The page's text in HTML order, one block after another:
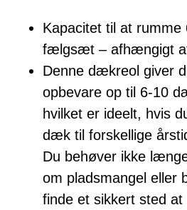
Kapacitet til at
fælgsæt – afhængigt
Denne dækreol giver
opbevare op til 6-10
hvilket er ideelt, hvis
dæk til forskellige
Du behøver ikke
om pladsmangel eller
finde et sikkert sted at